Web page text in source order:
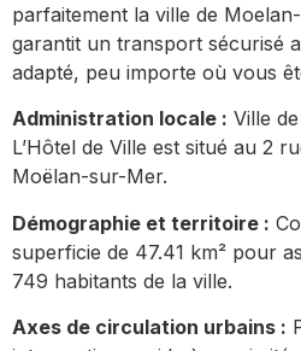
parfaitement la ville de
garantit un transport sécurisé
adapté, peu importe où vous
Administration locale : Ville
L’Hôtel de Ville est situé au 2
Moëlan-sur-Mer.
Démographie et territoire :
superficie de 47.41 km² pour
749 habitants de la ville.
Axes de circulation urbains :